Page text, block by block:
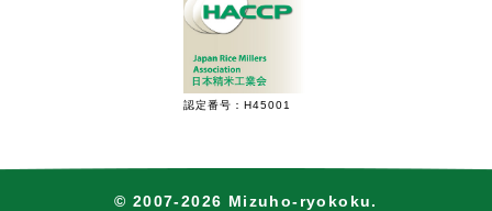
認定番号：H45001
© 2007-2026 Mizuho-ryokoku.